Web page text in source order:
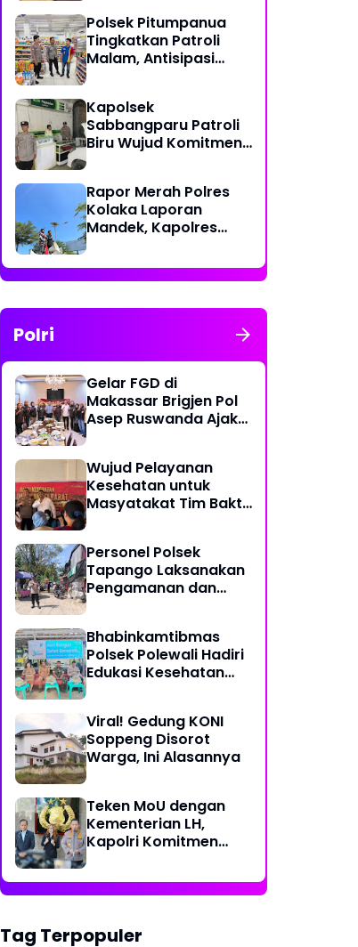
Polsek Pitumpanua
Tingkatkan Patroli
Malam, Antisipasi
Kriminalitas di
Wilayah Hukum
Kapolsek
Sabbangparu Patroli
Biru Wujud Komitmen
Masyarakat
Rapor Merah Polres
Kolaka Laporan
Mandek, Kapolres
Perkap dan Abaikan
Kepastian Hukum
Polri
Gelar FGD di
Makassar Brigjen Pol
Asep Ruswanda Ajak
Wujud Pelayanan
Kesehatan untuk
Masyatakat Tim Bakti
Perjalanan Ekstrem 10
Jam Demi Layani
Warga Desa Kopeang
Personel Polsek
Tapango Laksanakan
Pengamanan dan
Tradisional Pelitakan
Bhabinkamtibmas
Polsek Polewali Hadiri
Edukasi Kesehatan
Kelurahan Sulewatang
Viral! Gedung KONI
Soppeng Disorot
Warga, Ini Alasannya
Teken MoU dengan
Kementerian LH,
Kapolri Komitmen
Lingkungan Hidup Jadi
Lebih Baik
Tag Terpopuler